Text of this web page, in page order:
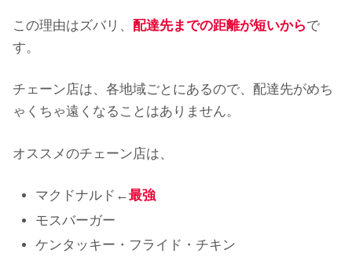
この理由はズバリ、 配達先までの距離が短いからで
す。
チェーン店は、各地域ごとにあるので、配達先がめち
ゃくちゃ遠くなることはありません。
オススメのチェーン店は、
マクドナルド←最強
モスバーガー
ケンタッキー・フライド・チキン